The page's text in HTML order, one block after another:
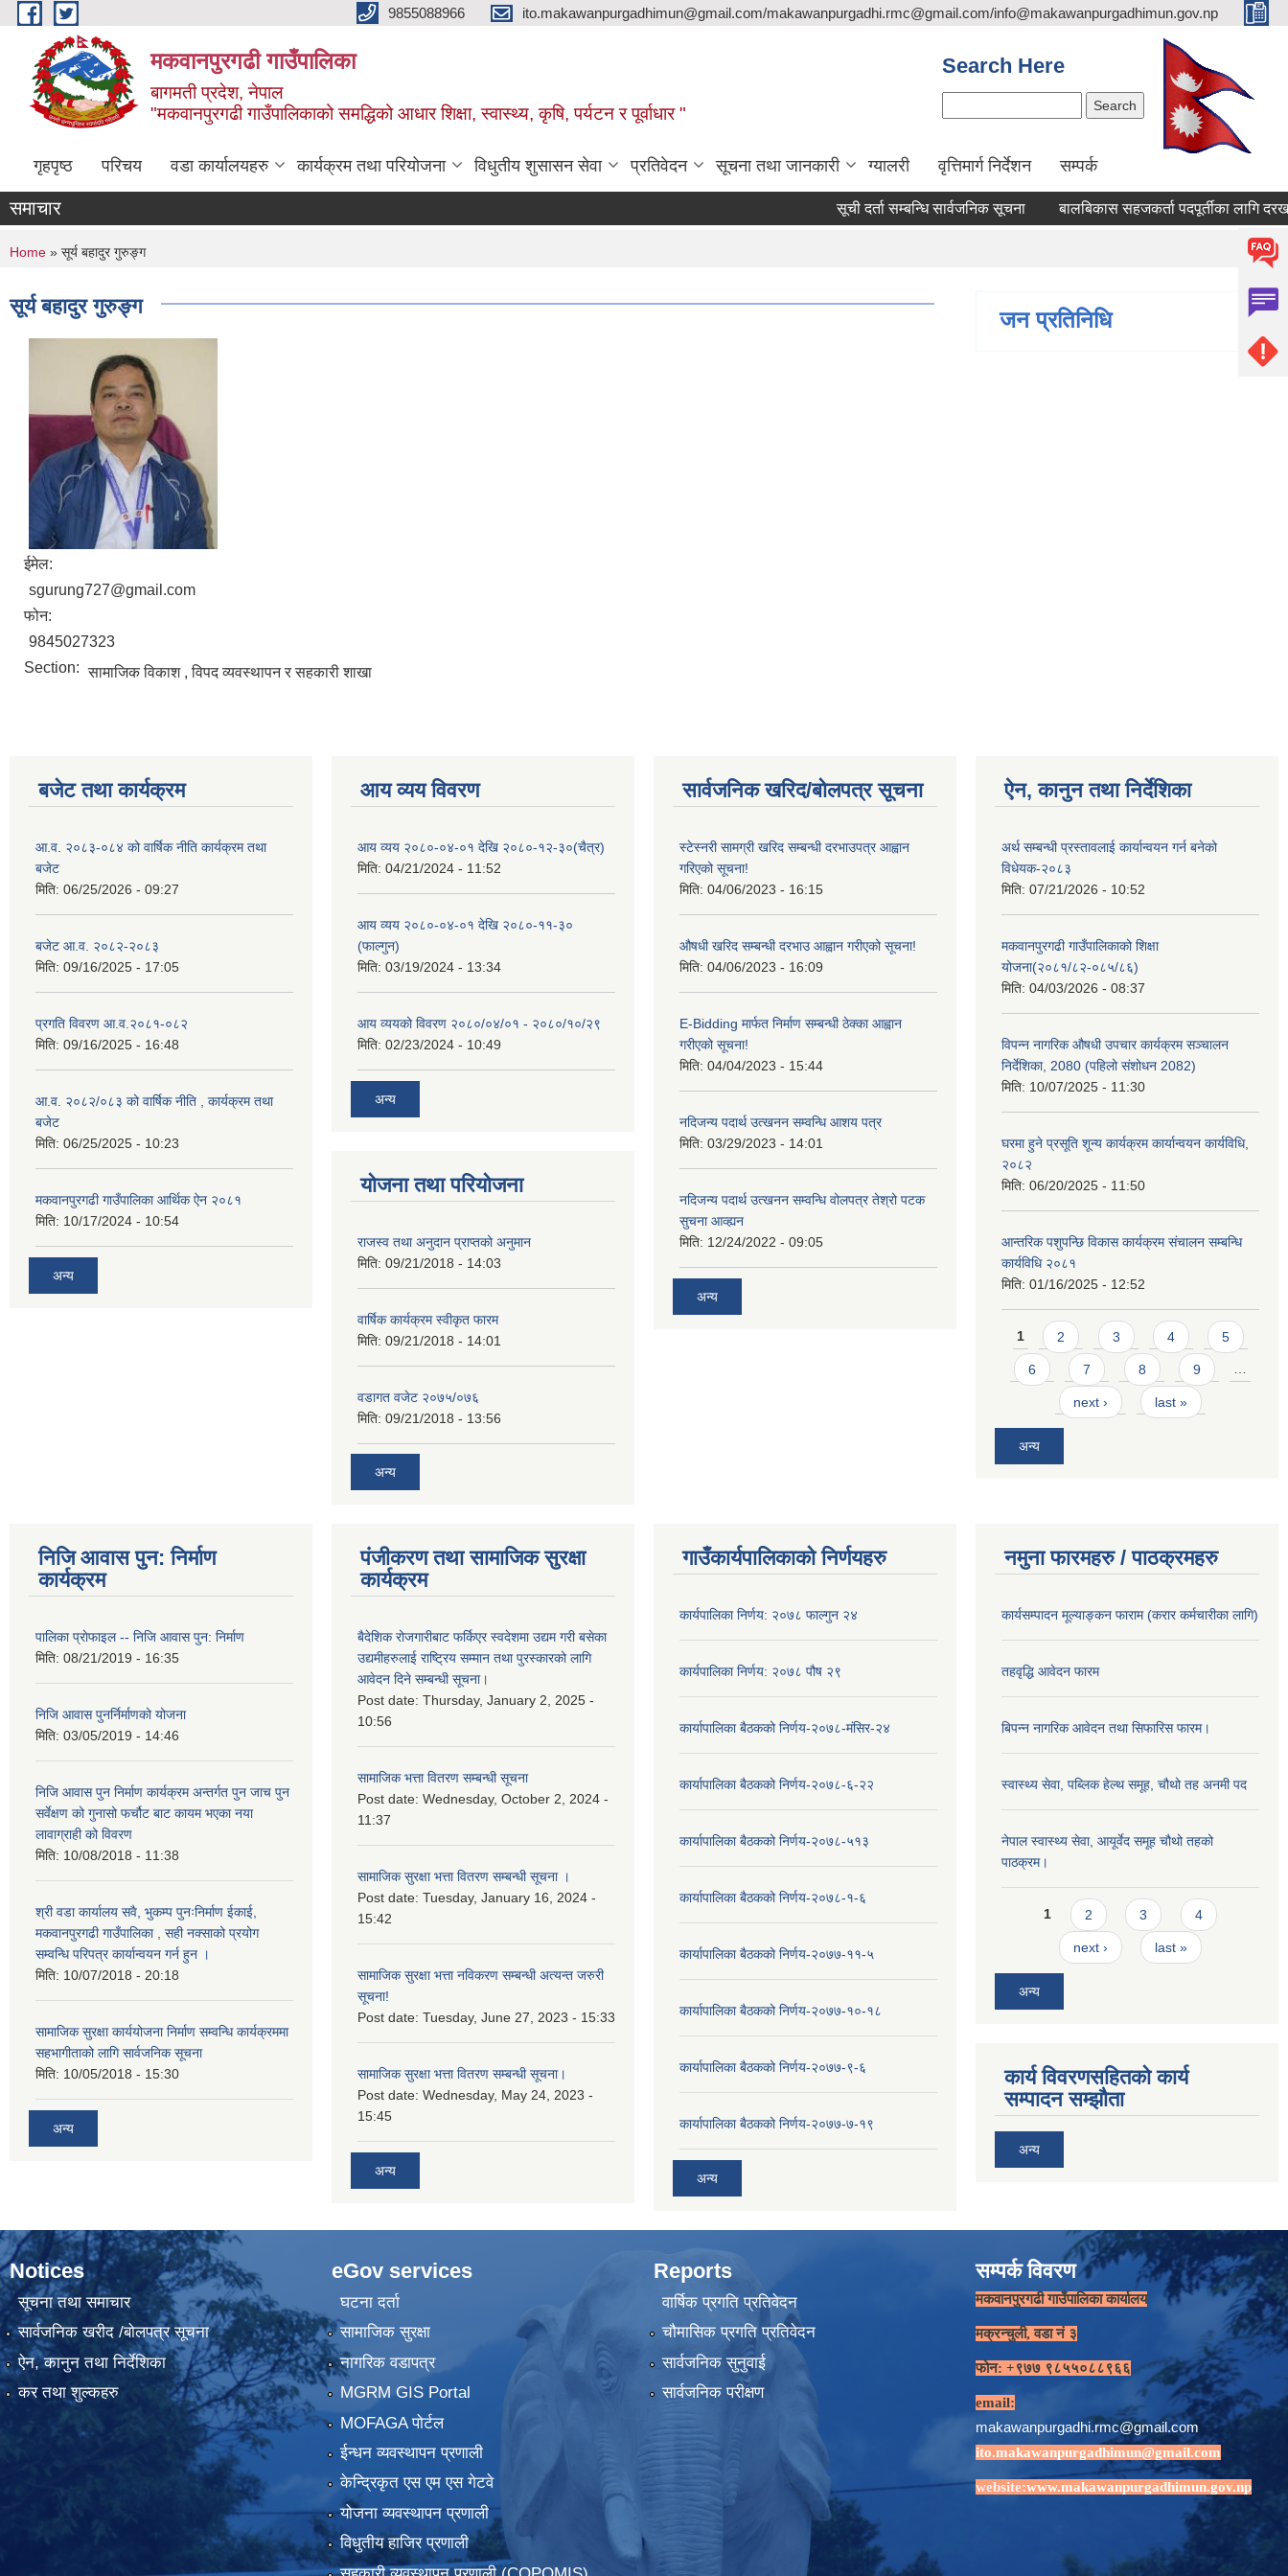
Skip to main content 9855088966 ito.makawanpurgadhimun@gmail.com/makawanpurgadhi.rmc@gmail.com/info@makawanpurgadhimun.gov.np
मकवानपुरगढी गाउँपालिका
बागमती प्रदेश, नेपाल
"मकवानपुरगढी गाउँपालिकाको समद्धिको आधार शिक्षा, स्‍वास्‍थ्‍य, कृषि, पर्यटन र पूर्वाधार "
Search Here
गृहपृष्ठ परिचय वडा कार्यालयहरु कार्यक्रम तथा परियोजना विधुतीय शुसासन सेवा प्रतिवेदन सूचना तथा जानकारी ग्यालरी वृत्तिमार्ग निर्देशन सम्पर्क
समाचार सूची दर्ता सम्बन्धि सार्वजनिक सूचना बालबिकास सहजकर्ता पदपूर्तीका लागि दरखास्त
You are here
Home » सूर्य बहादुर गुरुङ्ग
सूर्य बहादुर गुरुङ्ग
ईमेल:
sgurung727@gmail.com
फोन:
9845027323
Section: सामाजिक विकाश , विपद व्‍यवस्थापन र सहकारी शाखा
जन प्रतिनिधि
बजेट तथा कार्यक्रम
आ.व. २०८३-०८४ को वार्षिक नीति कार्यक्रम तथा
बजेट
मिति: 06/25/2026 - 09:27
बजेट आ.व. २०८२-२०८३
मिति: 09/16/2025 - 17:05
प्रगति विवरण आ.व.२०८१-०८२
मिति: 09/16/2025 - 16:48
आ.व. २०८२/०८३ को वार्षिक नीति , कार्यक्रम तथा
बजेट
मिति: 06/25/2025 - 10:23
मकवानपुरगढी गाउँपालिका आर्थिक ‌‌‌ऐन २०८१
मिति: 10/17/2024 - 10:54
अन्य
आय व्यय विवरण
आय व्यय २०८०-०४-०१ देखि २०८०-१२-३०(चैत्र)
मिति: 04/21/2024 - 11:52
आय व्यय २०८०-०४-०१ देखि २०८०-११-३०
(फाल्गुन)
मिति: 03/19/2024 - 13:34
आय व्ययको विवरण २०८०/०४/०१ - २०८०/१०/२९
मिति: 02/23/2024 - 10:49
अन्य
योजना तथा परियोजना
राजस्व तथा अनुदान प्राप्तको अनुमान
मिति: 09/21/2018 - 14:03
वार्षिक कार्यक्रम स्वीकृत फारम
मिति: 09/21/2018 - 14:01
वडागत वजेट २०७५/०७६
मिति: 09/21/2018 - 13:56
अन्य
सार्वजनिक खरिद/बोलपत्र सूचना
स्टेस्नरी सामग्री खरिद सम्बन्धी दरभाउपत्र आह्वान
गरिएको सूचना!
मिति: 04/06/2023 - 16:15
औषधी खरिद सम्बन्धी दरभाउ आह्वान गरीएको सूचना!
मिति: 04/06/2023 - 16:09
E-Bidding मार्फत निर्माण सम्बन्धी ठेक्का आह्वान
गरीएको सूचना!
मिति: 04/04/2023 - 15:44
नदिजन्य पदार्थ उत्खनन सम्वन्धि आशय पत्र
मिति: 03/29/2023 - 14:01
नदिजन्य पदार्थ उत्खनन सम्वन्धि वोलपत्र तेश्रो पटक
सुचना आव्ह्यन
मिति: 12/24/2022 - 09:05
अन्य
ऐन, कानुन तथा निर्देशिका
अर्थ सम्बन्धी प्रस्तावलाई कार्यान्वयन गर्न बनेको
विधेयक-२०८३
मिति: 07/21/2026 - 10:52
मकवानपुरगढी गाउँपालिकाको शिक्षा
योजना(२०८१/८२-०८५/८६)
मिति: 04/03/2026 - 08:37
विपन्न नागरिक औषधी उपचार कार्यक्रम सञ्चालन
निर्देशिका, 2080 (पहिलो संशोधन 2082)
मिति: 10/07/2025 - 11:30
घरमा हुने प्रसूति शून्य कार्यक्रम कार्यान्वयन कार्यविधि,
२०८२
मिति: 06/20/2025 - 11:50
आन्तरिक पशुपन्छि विकास कार्यक्रम संचालन सम्बन्धि
कार्यविधि २०८१
मिति: 01/16/2025 - 12:52
Pages
1 2 3 4 5
6 7 8 9 …
next › last »
अन्य
निजि आवास पुन: निर्माण
कार्यक्रम
पालिका प्राेफाइल -- निजि आवास पुन: निर्माण
मिति: 08/21/2019 - 16:35
निजि आवास पुनर्निर्माणको योजना
मिति: 03/05/2019 - 14:46
निजि आवास पुन निर्माण कार्यक्रम अन्तर्गत पुन जाच पुन
सर्वेक्षण को गुनासो फर्चौट बाट कायम भएका नया
लावाग्राही को विवरण
मिति: 10/08/2018 - 11:38
श्री वडा कार्यालय सवै, भुकम्प पुनःनिर्माण ईकाई,
मकवानपुरगढी गाउँपालिका , सही नक्साको प्रयोग
सम्वन्धि परिपत्र कार्यान्वयन गर्न हुन ।
मिति: 10/07/2018 - 20:18
सामाजिक सुरक्षा कार्ययोजना निर्माण सम्वन्धि कार्यक्रममा
सहभागीताको लागि सार्वजनिक सूचना
मिति: 10/05/2018 - 15:30
अन्य
पंजीकरण तथा सामाजिक सुरक्षा
कार्यक्रम
बैदेशिक रोजगारीबाट फर्किएर स्वदेशमा उद्यम गरी बसेका
उद्यमीहरुलाई राष्‍ट्रिय सम्मान तथा पुरस्कारको लागि
आवेदन दिने सम्बन्धी सूचना।
Post date: Thursday, January 2, 2025 -
10:56
सामाजिक भत्ता वितरण सम्बन्धी सूचना
Post date: Wednesday, October 2, 2024 -
11:37
सामाजिक सुरक्षा भत्ता वितरण सम्बन्धी सूचना ।
Post date: Tuesday, January 16, 2024 -
15:42
सामाजिक सुरक्षा भत्ता नविकरण सम्बन्धी अत्यन्त जरुरी
सूचना!
Post date: Tuesday, June 27, 2023 - 15:33
सामाजिक सुरक्षा भत्ता वितरण सम्बन्धी सूचना।
Post date: Wednesday, May 24, 2023 -
15:45
अन्य
गाउँकार्यपालिकाको निर्णयहरु
कार्यपालिका निर्णय: २०७८ फाल्गुन २४
कार्यपालिका निर्णय: २०७८ पौष २९
कार्यापालिका बैठकको निर्णय-२०७८-मंसिर-२४
कार्यापालिका बैठकको निर्णय-२०७८-६-२२
कार्यापालिका बैठकको निर्णय-२०७८-५१३
कार्यापालिका बैठकको निर्णय-२०७८-१-६
कार्यापालिका बैठकको निर्णय-२०७७-११-५
कार्यापालिका बैठकको निर्णय-२०७७-१०-१८
कार्यापालिका बैठकको निर्णय-२०७७-९-६
कार्यापालिका बैठकको निर्णय-२०७७-७-१९
अन्य
नमुना फारमहरु / पाठक्रमहरु
कार्यसम्पादन मूल्याङ्कन फाराम (करार कर्मचारीका लागि)
तहवृद्धि आवेदन फारम
बिपन्‍न नागरिक आवेदन तथा सिफारिस फारम।
स्वास्थ्य सेवा, पब्लिक हेल्‍थ समूह, चौथो तह अनमी पद
नेपाल स्वास्थ्य सेवा, आयूर्वेद समूह चौथो तहको
पाठक्रम।
Pages
1 2 3 4
next › last »
अन्य
कार्य विवरणसहितको कार्य
सम्पादन सम्झौता
अन्य
Notices
सूचना तथा समाचार
सार्वजनिक खरीद /बोलपत्र सूचना
ऐन, कानुन तथा निर्देशिका
कर तथा शुल्कहरु
eGov services
घटना दर्ता
सामाजिक सुरक्षा
नागरिक वडापत्र
MGRM GIS Portal
MOFAGA पोर्टल
ईन्धन व्यवस्थापन प्रणाली
केन्द्रिकृत एस एम एस गेटवे
योजना व्यवस्थापन प्रणाली
विधुतीय हाजिर प्रणाली
Reports
वार्षिक प्रगति प्रतिवेदन
चौमासिक प्रगति प्रतिवेदन
सार्वजनिक सुनुवाई
सार्वजनिक परीक्षण
सम्पर्क विवरण
मकवानपुरगढी गाउँपालिका कार्यालय
मक्रन्चुली, वडा नं ३
फोन: +९७७ ९८५५०८८९६६
email:
makawanpurgadhi.rmc@gmail.com
ito.makawanpurgadhimun@gmail.com
website:www.makawanpurgadhimun.gov.np